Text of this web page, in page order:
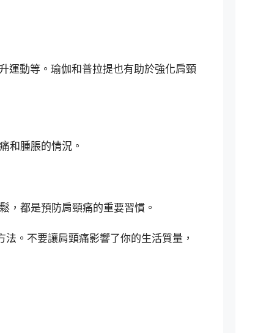
運動等。瑜伽和普拉提也有助於強化肩頸
和腫脹的情況。
，都是預防肩頸痛的重要習慣。
。不要讓肩頸痛影響了你的生活質量，